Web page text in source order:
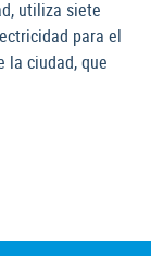
utiliza siete
para el
la ciudad, que